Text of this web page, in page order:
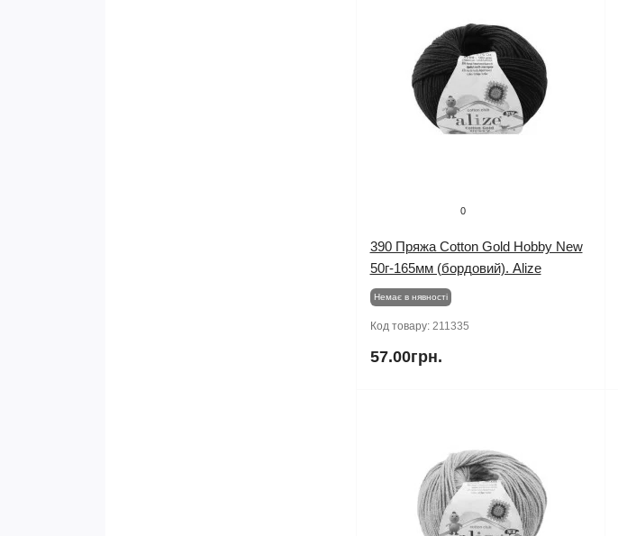
0
390 Пряжа Cotton Gold Hobby New
50г-165мм (бордовий). Alize
Немає в нявності
Код товару: 211335
57.00грн.